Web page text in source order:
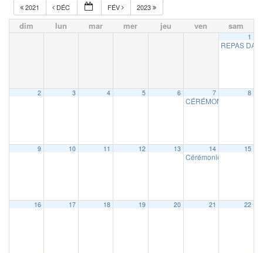
2021 DÉC FÉV 2023
dim lun mar mer jeu ven sam
1
REPAS
2 3 4 5 6 7
CÉRÉMONIE DE
8
9 10 11 12 13 14
Cérémonies de vœux
15
16 17 18 19 20 21 22